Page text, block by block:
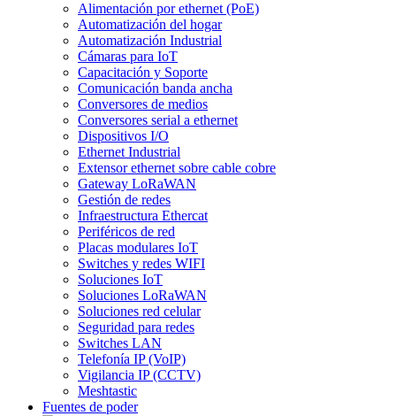
Alimentación por ethernet (PoE)
Automatización del hogar
Automatización Industrial
Cámaras para IoT
Capacitación y Soporte
Comunicación banda ancha
Conversores de medios
Conversores serial a ethernet
Dispositivos I/O
Ethernet Industrial
Extensor ethernet sobre cable cobre
Gateway LoRaWAN
Gestión de redes
Infraestructura Ethercat
Periféricos de red
Placas modulares IoT
Switches y redes WIFI
Soluciones IoT
Soluciones LoRaWAN
Soluciones red celular
Seguridad para redes
Switches LAN
Telefonía IP (VoIP)
Vigilancia IP (CCTV)
Meshtastic
Fuentes de poder